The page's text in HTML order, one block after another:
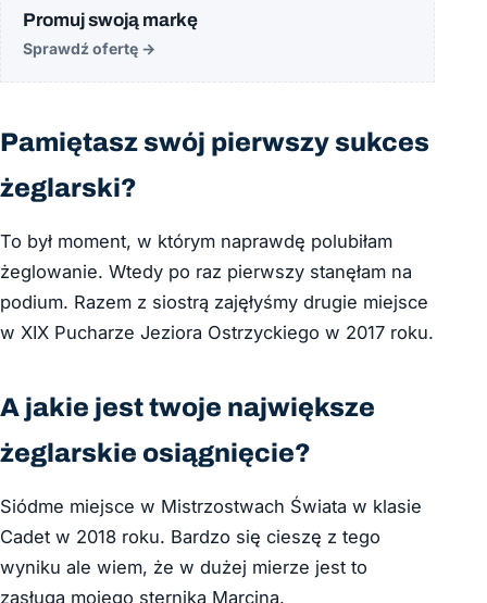
Promuj swoją markę
Sprawdź ofertę →
Pamiętasz swój pierwszy sukces
żeglarski?
To był moment, w którym naprawdę polubiłam
żeglowanie. Wtedy po raz pierwszy stanęłam na
podium. Razem z siostrą zajęłyśmy drugie miejsce
w XIX Pucharze Jeziora Ostrzyckiego w 2017 roku.
A jakie jest twoje największe
żeglarskie osiągnięcie?
Siódme miejsce w Mistrzostwach Świata w klasie
Cadet w 2018 roku. Bardzo się cieszę z tego
wyniku ale wiem, że w dużej mierze jest to
zasługa mojego sternika Marcina.